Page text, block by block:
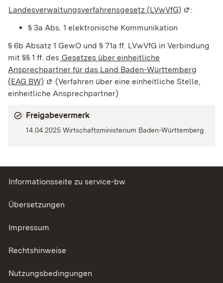
Landesverwaltungsverfahrensgesetz (LVwVfG) (Wird in
:
§ 3a Abs. 1 elektronische Kommunikation
§ 6b Absatz 1 GewO und § 71a ff. LVwVfG in Verbindung
mit §§ 1 ff. des Gesetzes über einheitliche
Ansprechpartner für das Land Baden-Württemberg
(EAG BW) (Wird in einem neuen Fenster geöffnet)
(Verfahren über eine einheitliche Stelle,
einheitliche Ansprechpartner)
Freigabevermerk
14.04.2025 Wirtschaftsministerium Baden-Württemberg
Informationsseite zu service-bw
Übersetzungen
Impressum
Rechtshinweise
Nutzungsbedingungen